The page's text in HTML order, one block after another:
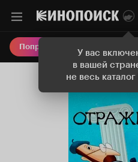
У вас
в вашей
не весь
Попробовать Плюс